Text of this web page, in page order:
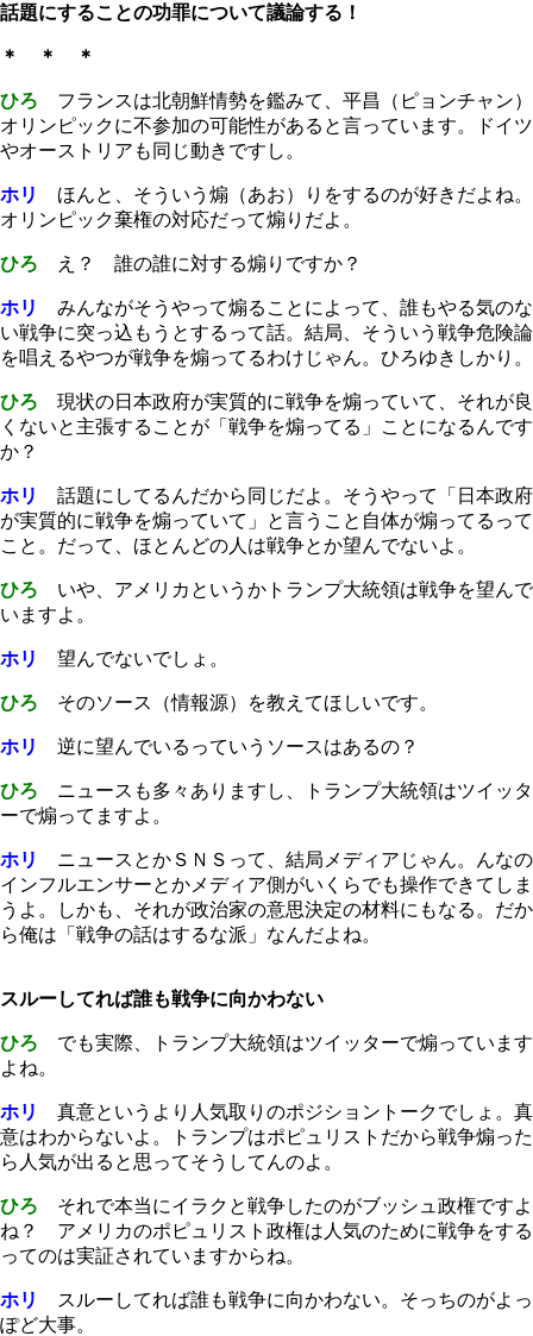
話題にすることの功罪について議論する！
＊ ＊ ＊
ひろ フランスは北朝鮮情勢を鑑みて、平昌（ピョンチャン）
オリンピックに不参加の可能性があると言っています。ドイツ
やオーストリアも同じ動きですし。
ホリ
ほんと、そういう煽（あお）りをするのが好きだよね。
オリンピック棄権の対応だって煽りだよ。
ひろ え？ 誰の誰に対する煽りですか？
ホリ
みんながそうやって煽ることによって、誰もやる気のな
い戦争に突っ込もうとするって話。結局、そういう戦争危険論
を唱えるやつが戦争を煽ってるわけじゃん。ひろゆきしかり。
ひろ 現状の日本政府が実質的に戦争を煽っていて、それが良
くないと主張することが「戦争を煽ってる」ことになるんです
か？
ホリ
話題にしてるんだから同じだよ。そうやって「日本政府
が実質的に戦争を煽っていて」と言うこと自体が煽ってるって
こと。だって、ほとんどの人は戦争とか望んでないよ。
ひろ いや、アメリカというかトランプ大統領は戦争を望んで
いますよ。
ホリ 望んでないでしょ。
ひろ そのソース（情報源）を教えてほしいです。
ホリ 逆に望んでいるっていうソースはあるの？
ひろ ニュースも多々ありますし、トランプ大統領はツイッタ
ーで煽ってますよ。
ホリ
ニュースとかＳＮＳって、結局メディアじゃん。んなの
インフルエンサーとかメディア側がいくらでも操作できてしま
うよ。しかも、それが政治家の意思決定の材料にもなる。だか
ら俺は「戦争の話はするな派」なんだよね。
スルーしてれば誰も戦争に向かわない
ひろ でも実際、トランプ大統領はツイッターで煽っています
よね。
ホリ
真意というより人気取りのポジショントークでしょ。真
意はわからないよ。トランプはポピュリストだから戦争煽った
ら人気が出ると思ってそうしてんのよ。
ひろ それで本当にイラクと戦争したのがブッシュ政権ですよ
ね？ アメリカのポピュリスト政権は人気のために戦争をする
ってのは実証されていますからね。
ホリ
スルーしてれば誰も戦争に向かわない。そっちのがよっ
ぽど大事。